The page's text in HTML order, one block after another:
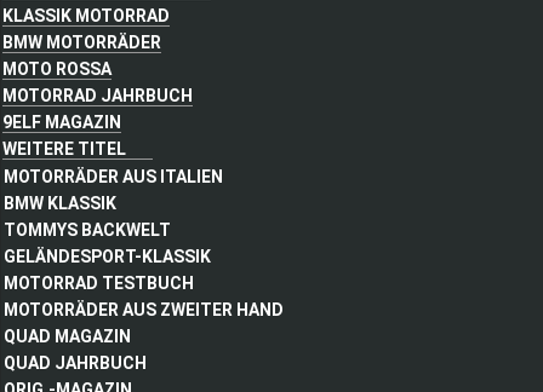
KLASSIK MOTORRAD
BMW MOTORRÄDER
MOTO ROSSA
MOTORRAD JAHRBUCH
9ELF MAGAZIN
WEITERE TITEL
MOTORRÄDER AUS ITALIEN
BMW KLASSIK
TOMMYS BACKWELT
GELÄNDESPORT-KLASSIK
MOTORRAD TESTBUCH
MOTORRÄDER AUS ZWEITER HAND
QUAD MAGAZIN
QUAD JAHRBUCH